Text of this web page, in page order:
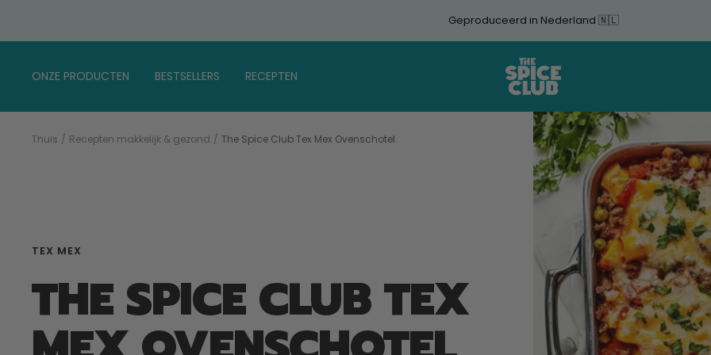
Geproduceerd in Nederland 🇳🇱
ONZE PRODUCTEN BESTSELLERS RECEPTEN
The
Spice
Thuis Recepten makkelijk & gezond The Spice Club Tex Mex Ovenschotel
TEX MEX
THE SPICE CLUB TEX